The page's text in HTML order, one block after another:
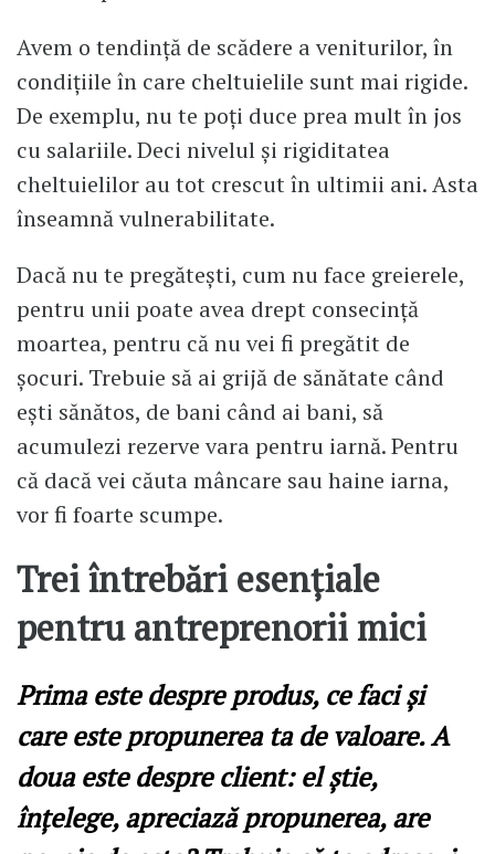
Avem o tendință de scădere a veniturilor, în
condițiile în care cheltuielile sunt mai rigide.
De exemplu, nu te poți duce prea mult în jos
cu salariile. Deci nivelul și rigiditatea
cheltuielilor au tot crescut în ultimii ani. Asta
înseamnă vulnerabilitate.
Dacă nu te pregătești, cum nu face greierele,
pentru unii poate avea drept consecință
moartea, pentru că nu vei fi pregătit de
șocuri. Trebuie să ai grijă de sănătate când
ești sănătos, de bani când ai bani, să
acumulezi rezerve vara pentru iarnă. Pentru
că dacă vei căuta mâncare sau haine iarna,
vor fi foarte scumpe.
Trei întrebări esențiale
pentru antreprenorii mici
Prima este despre produs, ce faci și
care este propunerea ta de valoare. A
doua este despre client: el știe,
înțelege, apreciază propunerea, are